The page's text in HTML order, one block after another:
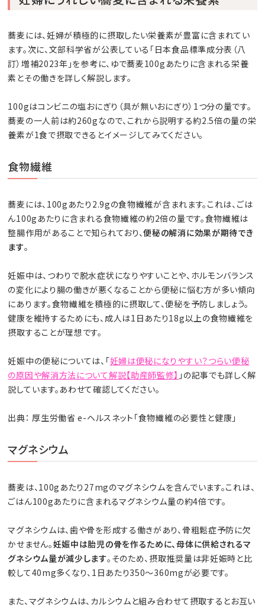
蕎麦には、妊婦が積極的に摂取したい栄養素が豊富に含まれてい
ます。次に、文部科学省が公表している「日本食品標準成分表（八
訂）増補2023年」を参考に、ゆで蕎麦100gあたりに含まれる栄養
素とその働きを詳しく解説します。
100gはコンビニの塩おにぎり（具が無いおにぎり）1つ分の量です。
蕎麦の一人前は約260gなので、これから説明する約2.5倍の量の栄
養素が1食で摂取できるとイメージしてみてください。
食物繊維
蕎麦には、100gあたり2.9gの食物繊維が含まれます。これは、ごは
ん100gあたりに含まれる食物繊維の約2倍の量です。食物繊維は
整腸作用があることで知られており、便秘の解消に効果が期待でき
ます。
妊娠中は、つわりで脱水症状になりやすいことや、ホルモンバランス
の変化により腸の働きが悪くなることから便秘に悩む方が多い傾向
にあります。食物繊維を積極的に摂取して、便秘を予防しましょう。
健康を維持するためにも、成人は1日あたり18g以上の食物繊維を
摂取することが理想です。
妊娠中の便秘については、「妊婦は便秘になりやすい？つらい便秘
の原因や解消方法について解説【助産師監修】 」の記事でも詳しく解
説しています。あわせて確認してください。
出典： 厚生労働省 e-ヘルスネット「食物繊維の必要性と健康」
マグネシウム
蕎麦は、100gあたり27mgのマグネシウムを含んでいます。これは、
ごはん100gあたりに含まれるマグネシウム量の約4倍です。
マグネシウムは、歯や骨を形成する働きがあり、骨粗鬆症予防に欠
かせません。妊娠中は胎児の骨を作るために、母体に供給されるマ
グネシウム量が減少します。そのため、摂取推奨量は非妊娠時と比
較して40mg多くなり、1日あたり350〜360mgが必要です。
また、マグネシウムは、カルシウムと組み合わせて摂取するとお互い